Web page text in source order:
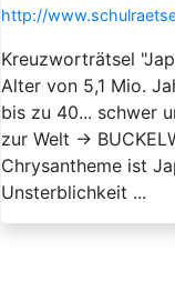
http://
Kreuzworträtsel
Alter von 5,1 Mio.
bis zu 40... schwer
zur Welt →
Chrysantheme ist
Unsterblichkeit ...